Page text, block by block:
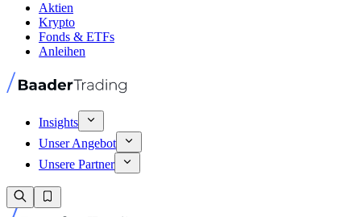
Aktien
Krypto
Fonds & ETFs
Anleihen
Insights
Unser Angebot
Unsere Partner